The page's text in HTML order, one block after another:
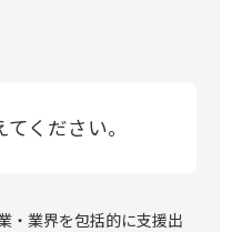
ください。
・業界を包括的に支援出